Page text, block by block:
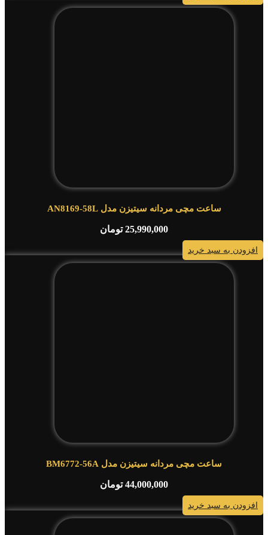
ساعت مچی مردانه سیتیزن مدل AN8169-58L
25,990,000 تومان
افزودن به سبد خرید
ساعت مچی مردانه سیتیزن مدل BM6772-56A
44,000,000 تومان
افزودن به سبد خرید